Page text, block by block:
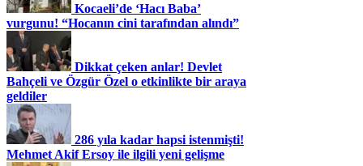
Kocaeli’de ‘Hacı Baba’
vurgunu! “Hocanın cini tarafından alındı”
Dikkat çeken anlar! Devlet
Bahçeli ve Özgür Özel o etkinlikte bir araya
geldiler
286 yıla kadar hapsi istenmişti!
Mehmet Akif Ersoy ile ilgili yeni gelişme